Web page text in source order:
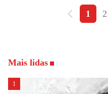
1 2
Mais lidas
1